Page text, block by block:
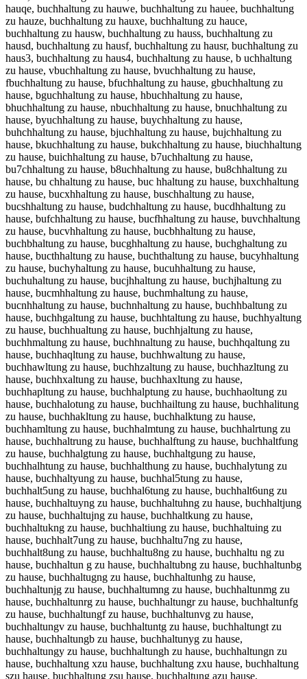
hauqe, buchhaltung zu hauwe, buchhaltung zu hauee, buchhaltung
zu hauze, buchhaltung zu hauxe, buchhaltung zu hauce,
buchhaltung zu hausw, buchhaltung zu hauss, buchhaltung zu
hausd, buchhaltung zu hausf, buchhaltung zu hausr, buchhaltung zu
haus3, buchhaltung zu haus4, buchhaltung zu hause, b uchhaltung
zu hause, vbuchhaltung zu hause, bvuchhaltung zu hause,
fbuchhaltung zu hause, bfuchhaltung zu hause, gbuchhaltung zu
hause, bguchhaltung zu hause, hbuchhaltung zu hause,
bhuchhaltung zu hause, nbuchhaltung zu hause, bnuchhaltung zu
hause, byuchhaltung zu hause, buychhaltung zu hause,
buhchhaltung zu hause, bjuchhaltung zu hause, bujchhaltung zu
hause, bkuchhaltung zu hause, bukchhaltung zu hause, biuchhaltung
zu hause, buichhaltung zu hause, b7uchhaltung zu hause,
bu7chhaltung zu hause, b8uchhaltung zu hause, bu8chhaltung zu
hause, bu chhaltung zu hause, buc hhaltung zu hause, buxchhaltung
zu hause, bucxhhaltung zu hause, buschhaltung zu hause,
bucshhaltung zu hause, budchhaltung zu hause, bucdhhaltung zu
hause, bufchhaltung zu hause, bucfhhaltung zu hause, buvchhaltung
zu hause, bucvhhaltung zu hause, bucbhhaltung zu hause,
buchbhaltung zu hause, bucghhaltung zu hause, buchghaltung zu
hause, bucthhaltung zu hause, buchthaltung zu hause, bucyhhaltung
zu hause, buchyhaltung zu hause, bucuhhaltung zu hause,
buchuhaltung zu hause, bucjhhaltung zu hause, buchjhaltung zu
hause, bucmhhaltung zu hause, buchmhaltung zu hause,
bucnhhaltung zu hause, buchnhaltung zu hause, buchhbaltung zu
hause, buchhgaltung zu hause, buchhtaltung zu hause, buchhyaltung
zu hause, buchhualtung zu hause, buchhjaltung zu hause,
buchhmaltung zu hause, buchhnaltung zu hause, buchhqaltung zu
hause, buchhaqltung zu hause, buchhwaltung zu hause,
buchhawltung zu hause, buchhzaltung zu hause, buchhazltung zu
hause, buchhxaltung zu hause, buchhaxltung zu hause,
buchhapltung zu hause, buchhalptung zu hause, buchhaoltung zu
hause, buchhalotung zu hause, buchhailtung zu hause, buchhalitung
zu hause, buchhakltung zu hause, buchhalktung zu hause,
buchhamltung zu hause, buchhalmtung zu hause, buchhalrtung zu
hause, buchhaltrung zu hause, buchhalftung zu hause, buchhaltfung
zu hause, buchhalgtung zu hause, buchhaltgung zu hause,
buchhalhtung zu hause, buchhalthung zu hause, buchhalytung zu
hause, buchhaltyung zu hause, buchhal5tung zu hause,
buchhalt5ung zu hause, buchhal6tung zu hause, buchhalt6ung zu
hause, buchhaltuyng zu hause, buchhaltuhng zu hause, buchhaltjung
zu hause, buchhaltujng zu hause, buchhaltkung zu hause,
buchhaltukng zu hause, buchhaltiung zu hause, buchhaltuing zu
hause, buchhalt7ung zu hause, buchhaltu7ng zu hause,
buchhalt8ung zu hause, buchhaltu8ng zu hause, buchhaltu ng zu
hause, buchhaltun g zu hause, buchhaltubng zu hause, buchhaltunbg
zu hause, buchhaltugng zu hause, buchhaltunhg zu hause,
buchhaltunjg zu hause, buchhaltumng zu hause, buchhaltunmg zu
hause, buchhaltunrg zu hause, buchhaltungr zu hause, buchhaltunfg
zu hause, buchhaltungf zu hause, buchhaltunvg zu hause,
buchhaltungv zu hause, buchhaltuntg zu hause, buchhaltungt zu
hause, buchhaltungb zu hause, buchhaltunyg zu hause,
buchhaltungy zu hause, buchhaltungh zu hause, buchhaltungn zu
hause, buchhaltung xzu hause, buchhaltung zxu hause, buchhaltung
szu hause, buchhaltung zsu hause, buchhaltung azu hause,